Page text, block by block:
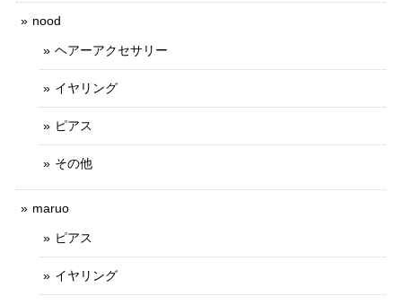
nood
ヘアーアクセサリー
イヤリング
ピアス
その他
maruo
ピアス
イヤリング